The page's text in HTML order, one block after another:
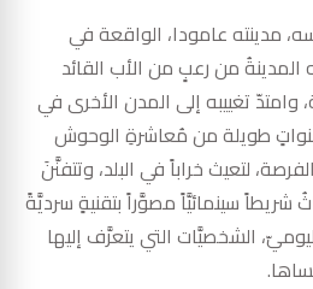
مدينته عامودا، الواقعة في
من رعبٍ من الأب القائد
وامتدّ تغييبه إلى المدن الأخرى في
طويلة من مُعاشرةِ الوحوش
لتعيث خراباً في البلد، وتتفنَّنَ
شريطاً سينمائيَّاً مصوَّراً بتقنيةٍ سرديَّةً
الشخصيَّات التي يتعرَّف إليها